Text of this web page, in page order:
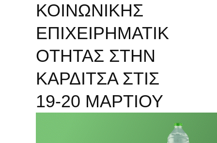
ΚΟΙΝΩΝΙΚΗΣ
ΕΠΙΧΕΙΡΗΜΑΤΙΚ
ΟΤΗΤΑΣ ΣΤΗΝ
ΚΑΡΔΙΤΣΑ ΣΤΙΣ
19-20 ΜΑΡΤΙΟΥ